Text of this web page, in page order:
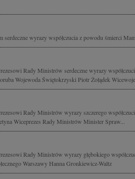
serdeczne wyrazy współczucia z powodu śmierci
Rady Ministrów serdeczne wyrazy
Wojewoda Świętokrzyski Piotr Żołądek
Rady Ministrów wyrazy szczerego
Wiceprezes Rady Ministrów Minister Spraw...
Rady Ministrów wyrazy głębokiego
Warszawy Hanna Gronkiewicz-Waltz